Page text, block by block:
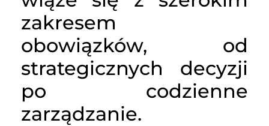
zakresem
obowiązków, od
strategicznych decyzji
po codzienne
zarządzanie.